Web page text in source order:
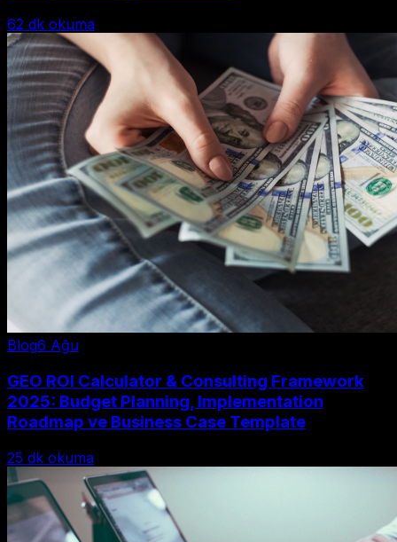
62 dk okuma
Blog6 Ağu
GEO ROI Calculator & Consulting Framework
2025: Budget Planning, Implementation
Roadmap ve Business Case Template
25 dk okuma